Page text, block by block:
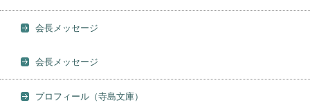
会長メッセージ
会長メッセージ
プロフィール（寺島文庫）